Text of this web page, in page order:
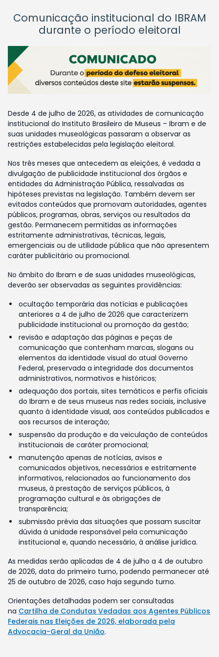
Comunicação institucional do IBRAM
durante o período eleitoral
Desde 4 de julho de 2026, as atividades de comunicação
institucional do Instituto Brasileiro de Museus – Ibram e de
suas unidades museológicas passaram a observar as
restrições estabelecidas pela legislação eleitoral.
Nos três meses que antecedem as eleições, é vedada a
divulgação de publicidade institucional dos órgãos e
entidades da Administração Pública, ressalvadas as
hipóteses previstas na legislação. Também devem ser
evitados conteúdos que promovam autoridades, agentes
públicos, programas, obras, serviços ou resultados da
gestão. Permanecem permitidas as informações
estritamente administrativas, técnicas, legais,
emergenciais ou de utilidade pública que não apresentem
caráter publicitário ou promocional.
No âmbito do Ibram e de suas unidades museológicas,
deverão ser observadas as seguintes providências:
ocultação temporária das notícias e publicações
anteriores a 4 de julho de 2026 que caracterizem
publicidade institucional ou promoção da gestão;
revisão e adaptação das páginas e peças de
comunicação que contenham marcas, slogans ou
elementos da identidade visual do atual Governo
Federal, preservada a integridade dos documentos
administrativos, normativos e históricos;
adequação dos portais, sites temáticos e perfis oficiais
do Ibram e de seus museus nas redes sociais, inclusive
quanto à identidade visual, aos conteúdos publicados e
aos recursos de interação;
suspensão da produção e da veiculação de conteúdos
institucionais de caráter promocional;
manutenção apenas de notícias, avisos e
comunicados objetivos, necessários e estritamente
informativos, relacionados ao funcionamento dos
museus, à prestação de serviços públicos, à
programação cultural e às obrigações de
transparência;
submissão prévia das situações que possam suscitar
dúvida à unidade responsável pela comunicação
institucional e, quando necessário, à análise jurídica.
As medidas serão aplicadas de 4 de julho a 4 de outubro
de 2026, data do primeiro turno, podendo permanecer até
25 de outubro de 2026, caso haja segundo turno.
Orientações detalhadas podem ser consultadas
na Cartilha de Condutas Vedadas aos Agentes Públicos
Federais nas Eleições de 2026, elaborada pela
Advocacia-Geral da União.